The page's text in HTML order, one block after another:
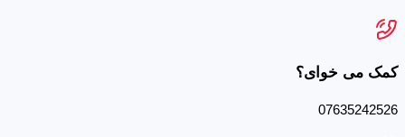
کمک می خوای؟
07635242526